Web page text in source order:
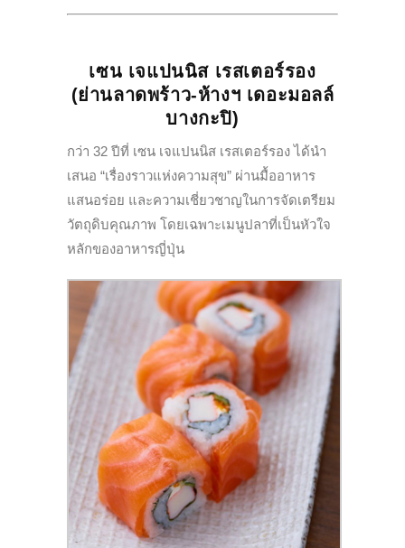
เซน เจแปนนิส เรสเตอร์รอง
(ย่านลาดพร้าว-ห้างฯ เดอะมอลล์
บางกะปิ)
กว่า 32 ปีที่ เซน เจแปนนิส เรสเตอร์รอง ได้นำ
เสนอ “เรื่องราวแห่งความสุข” ผ่านมื้ออาหาร
แสนอร่อย และความเชี่ยวชาญในการจัดเตรียม
วัตถุดิบคุณภาพ โดยเฉพาะเมนูปลาที่เป็นหัวใจ
หลักของอาหารญี่ปุ่น